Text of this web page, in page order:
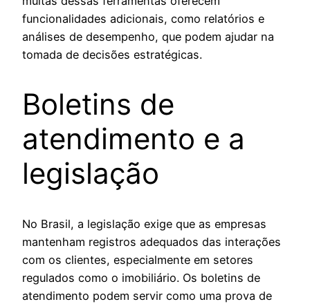
funcionalidades adicionais, como relatórios e
análises de desempenho, que podem ajudar na
tomada de decisões estratégicas.
Boletins de
atendimento e a
legislação
No Brasil, a legislação exige que as empresas
mantenham registros adequados das interações
com os clientes, especialmente em setores
regulados como o imobiliário. Os boletins de
atendimento podem servir como uma prova de